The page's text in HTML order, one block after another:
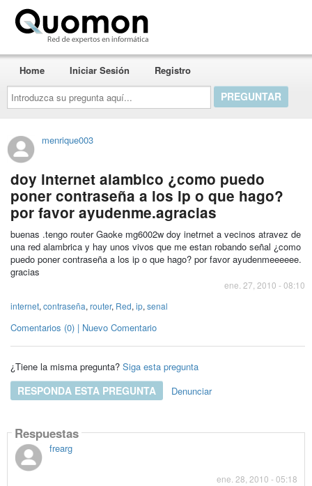
Introduzca
su
pregunta
aquí...
Home Iniciar Sesión Registro
menrique003
doy internet alambico ¿como puedo
poner contraseña a los ip o que hago?
por favor ayudenme.agracias
buenas .tengo router Gaoke mg6002w doy inetrnet a vecinos atravez de
una red alambrica y hay unos vivos que me estan robando señal ¿como
puedo poner contraseña a los ip o que hago? por favor ayudenmeeeeee.
gracias
ene. 27, 2010 - 08:10
internet, contraseña, router, Red, ip, senal
Comentarios (0) | Nuevo Comentario
¿Tiene la misma pregunta? Siga esta pregunta
RESPONDA ESTA PREGUNTA Denunciar
Respuestas
frearg
ene. 28, 2010 - 05:18